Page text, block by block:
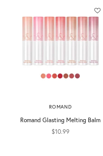
ROMAND
Romand Glasting Melting Balm
促銷價
$10.99